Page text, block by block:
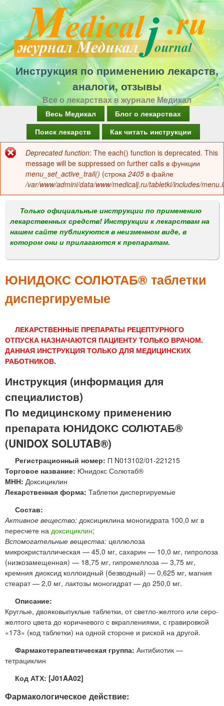
Перейти
к
основному
содержанию
Инструкция по применению лекарств,
аналоги, отзывы
Все о лекарствах в журнале Медикал
а
в
о
м
е
н
Весь Медикал
Блог о лекарствах
Поиск лекарств
Как читать инструкции
Сообщение
об
ошибке
Deprecated function: The each() function is deprecated. This
message will be suppressed on further calls в функции
menu_set_active_trail() (строка 2405 в файле
/var/www/admini/data/www/medicalj.ru/tabletki/includes/
Только официальные инструкции по применению
лекарственных средств! Инструкции к лекарствам на
нашем сайте публикуются в неизменном виде, в
котором они и прилагаются к препаратам.
ЮНИДОКС СОЛЮТАБ® таблетки
диспергируемые
ЛЕКАРСТВЕННЫЕ ПРЕПАРАТЫ РЕЦЕПТУРНОГО
ОТПУСКА НАЗНАЧАЮТСЯ ПАЦИЕНТУ ТОЛЬКО ВРАЧОМ.
ДАННАЯ ИНСТРУКЦИЯ ТОЛЬКО ДЛЯ МЕДИЦИНСКИХ
РАБОТНИКОВ.
Инструкция (информация для
специалистов)
По медицинскому применению
препарата ЮНИДОКС СОЛЮТАБ®
(UNIDOX SOLUTAB®)
Регистрационный номер: П N013102/01-221215
Торговое название: Юнидокс Солютаб®
МНН: Доксициклин
Лекарственная форма: Таблетки диспергируемые
Состав:
Активное вещество: доксициклина моногидрата 100,0 мг в
пересчете на доксициклин;
Вспомогательные вещества: целлюлоза
микрокристаллическая — 45,0 мг, сахарин — 10,0 мг, гипролоза
(низкозамещенная) — 18,75 мг, гипромеллоза — 3,75 мг,
кремния диоксид коллоидный (безводный) — 0,625 мг, магния
стеарат — 2,0 мг, лактозы моногидрат — до 250,0 мг.
Описание:
Круглые, двояковыпуклые таблетки, от светло-желтого или серо-
желтого цвета до коричневого с вкраплениями, с гравировкой
«173» (код таблетки) на одной стороне и риской на другой.
Фармакотерапевтическая группа: Антибиотик —
тетрациклин
Код АТХ: [J01AA02]
Фармакологическое действие: